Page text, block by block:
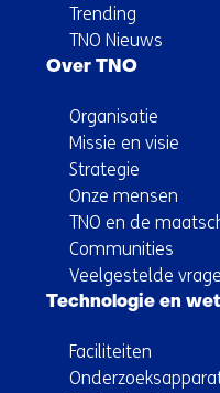
Trending
TNO Nieuws
Over TNO
Organisatie
Missie en visie
Strategie
Onze mensen
TNO en de
Communities
Veelgestelde
Technologie en
Faciliteiten